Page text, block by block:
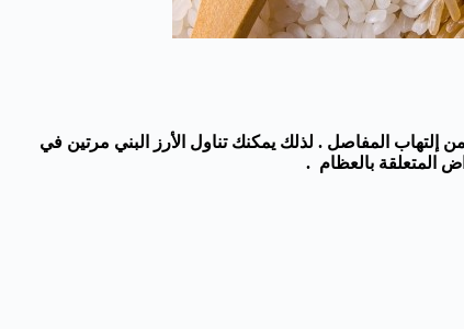
إلتهاب المفاصل . لذلك يمكنك تناول الأرز البني مرتين في
المتعلقة بالعظام .